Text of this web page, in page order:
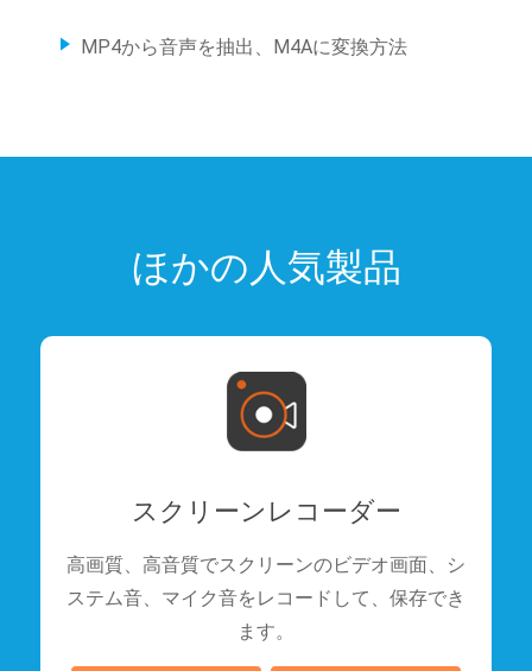
MP4から音声を抽出、M4Aに変換方法
ほかの人気製品
スクリーンレコーダー
高画質、高音質でスクリーンのビデオ画面、シ
ステム音、マイク音をレコードして、保存でき
ます。